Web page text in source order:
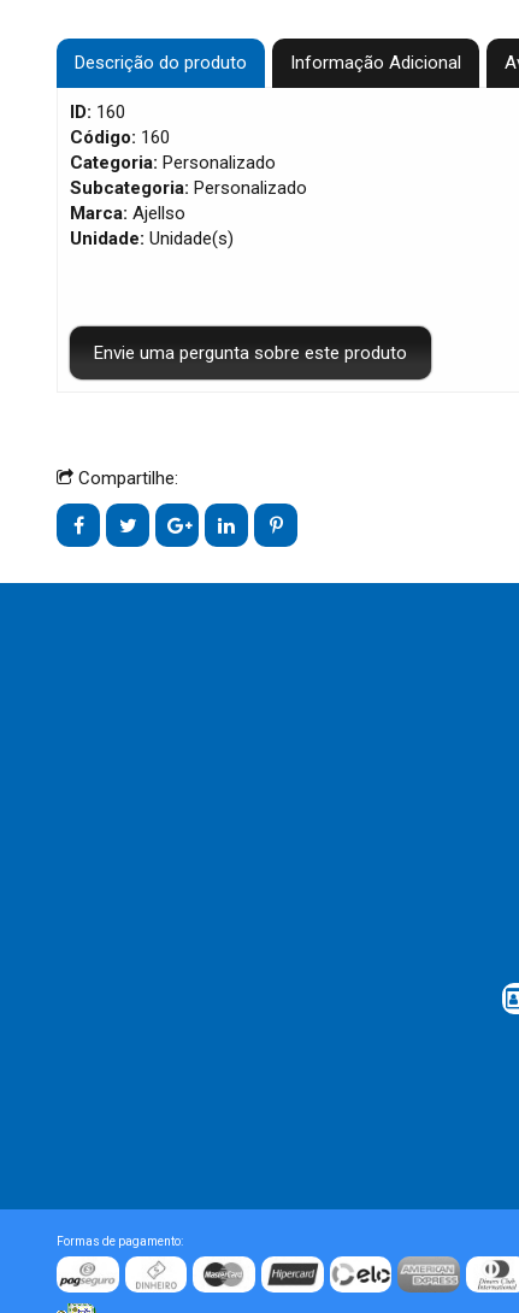
Descrição do produto Informação Adicional
ID: 160
Código: 160
Categoria: Personalizado
Subcategoria: Personalizado
Marca: Ajellso
Unidade: Unidade(s)
Compartilhe:
Formas de pagamento: